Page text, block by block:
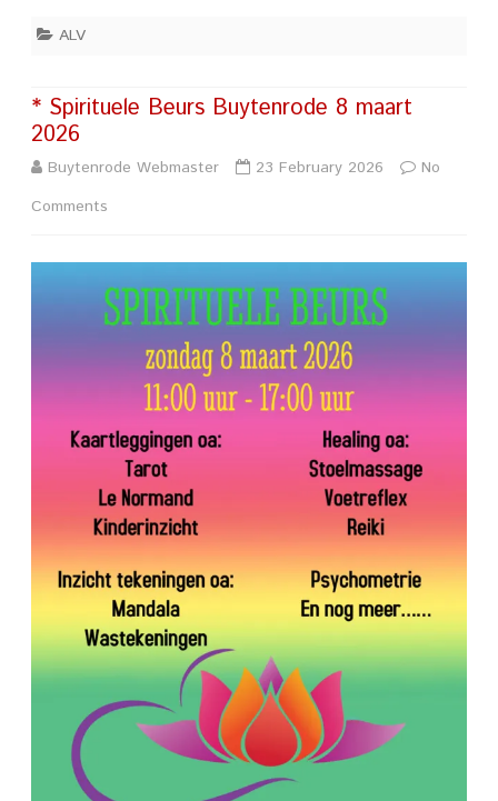
ALV
* Spirituele Beurs Buytenrode 8 maart
2026
Buytenrode Webmaster 23 February 2026
No
Comments
Spirituele
Beurs
Buytenrode
maart
2026